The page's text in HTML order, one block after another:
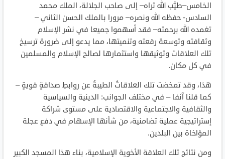
الخامس–طيَّب الله ثراه– إلى صاحب الجلالة، الملك محمد
السادس- حفظه الله ونصره– مرورا بالملك الحسن الثاني –
تغمده الله برحمته– فقد أسهموا جميعا في نشر الإسلام
وثقافته وتوسعة رقعته وتنميتها، مما يدعو إلى ضرورة ترسيخ
تلك العلاقات وتوثيقها واستثمارها لصالح الإسلام والمسلمين
في كل مكان.
هذا، وقد تمخضت تلك العلاقاتُ الطيبةُ عن روابطِ صداقةٍ قويةٍ –
كما قلنا آنفا – في مختلف الجوانب: الدينية والسياسية
والثقافية والاجتماعية والاقتصادية على مستوى شراكة
إستراتيجية عملية تضامنية، من شأنها الإسهام في دفع عجلة
المؤاخاة بين البلدين.
ومن نتائج تلك العلاقة الأخوية الإسلامية، بناء هذا المسجد الكبير